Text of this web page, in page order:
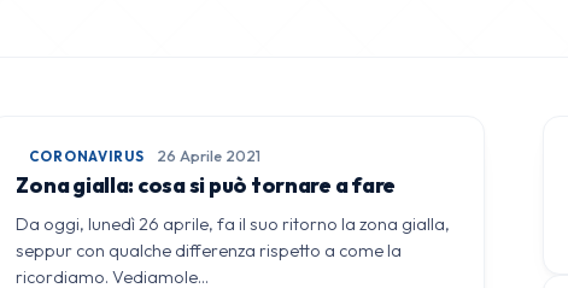
CORONAVIRUS 26 Aprile 2021
Zona gialla: cosa si può tornare a fare
Da oggi, lunedì 26 aprile, fa il suo ritorno la zona gialla,
seppur con qualche differenza rispetto a come la
ricordiamo. Vediamole…